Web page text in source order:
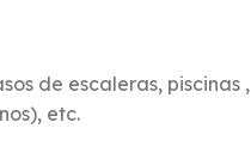
de escaleras, piscinas ,
etc.